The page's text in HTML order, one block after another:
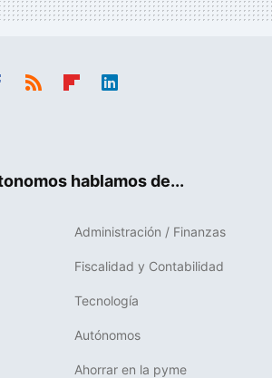
hablamos de...
Administración / Finanzas
Fiscalidad y Contabilidad
Tecnología
Autónomos
Ahorrar en la pyme